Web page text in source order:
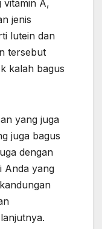
vitamin A,
jenis
lutein dan
tersebut
kalah bagus
yang juga
juga bagus
dengan
Anda yang